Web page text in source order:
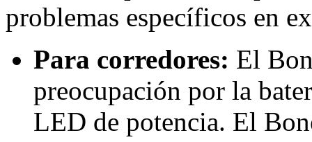
problemas específicos en
Para corredores: El
preocupación por la
LED de potencia. El